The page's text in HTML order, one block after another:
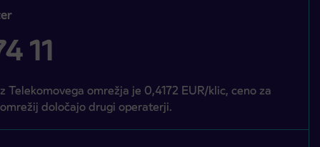
11
Telekomovega omrežja je 0,4172 EUR/klic, ceno za
določajo drugi operaterji.